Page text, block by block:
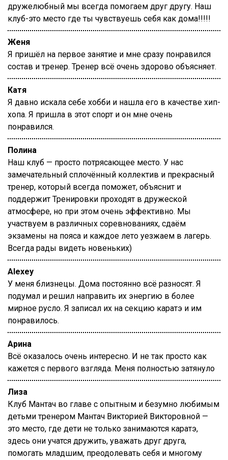
дружелюбный мы всегда помогаем друг другу. Наш
клуб-это место где ты чувствуешь себя как дома!!!!!
Женя
Я пришёл на первое занятие и мне сразу понравился
состав и тренер. Тренер всё очень здорово объясняет.
Катя
Я давно искала себе хобби и нашла его в качестве хип-
хопа. Я пришла в этот спорт и он мне очень
понравился.
Полина
Наш клуб — просто потрясающее место. У нас
замечательный сплочённый коллектив и прекрасный
тренер, который всегда поможет, объяснит и
поддержит Тренировки проходят в дружеской
атмосфере, но при этом очень эффективно. Мы
участвуем в различных соревнованиях, сдаём
экзамены на пояса и каждое лето уезжаем в лагерь.
Всегда рады видеть новеньких)
Alexey
У меня близнецы. Дома постоянно всё разносят. Я
подумал и решил направить их энергию в более
мирное русло. Я записал их на секцию каратэ и им
понравилось.
Арина
Всё оказалось очень интересно. И не так просто как
кажется с первого взгляда. Меня полностью затянуло
Лиза
Клуб Мантач во главе с опытным и безумно любимым
детьми тренером Мантач Викторией Викторовной —
это место, где дети не только занимаются каратэ,
здесь они учатся дружить, уважать друг друга,
помогать младшим, преодолевать себя и многому